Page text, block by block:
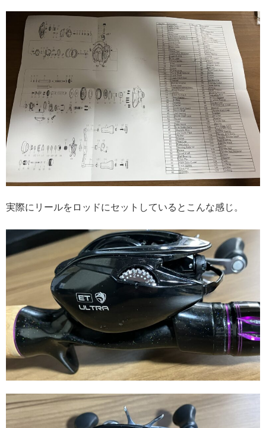
実際にリールをロッドにセットしているとこんな感じ。